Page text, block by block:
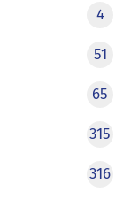
4
51
65
315
316